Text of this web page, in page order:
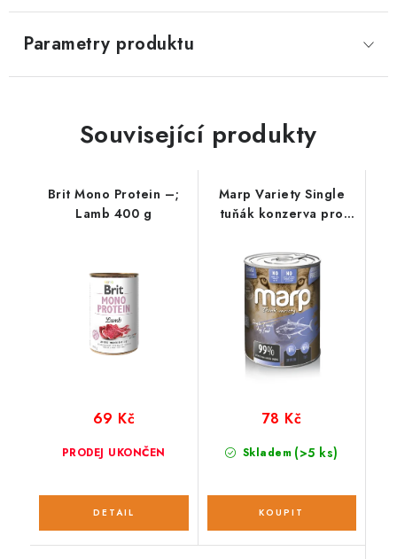
Parametry produktu
Související produkty
Brit Mono Protein –;
Lamb 400 g
PRODEJ UKONČEN
69 Kč
Marp Variety Single
tuňák konzerva pro
Skladem (>5 ks)
78 Kč